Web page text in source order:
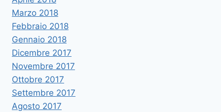
Marzo 2018
Febbraio 2018
Gennaio 2018
Dicembre 2017
Novembre 2017
Ottobre 2017
Settembre 2017
Agosto 2017